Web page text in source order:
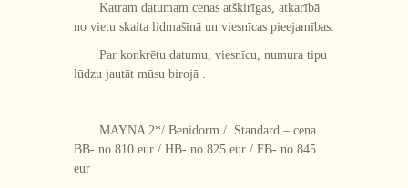
Katram datumam cenas atšķirīgas, atkarībā
no vietu skaita lidmašīnā un viesnīcas pieejamības.
Par konkrētu datumu, viesnīcu, numura tipu
lūdzu jautāt mūsu birojā .
MAYNA 2*/ Benidorm / Standard – cena
BB- no 810 eur / HB- no 825 eur / FB- no 845
eur